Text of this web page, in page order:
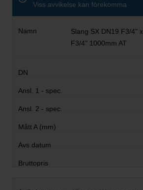
Viss avvikelse kan förekomma
Slang SX DN19 F3/4" x
F3/4" 1000mm AT